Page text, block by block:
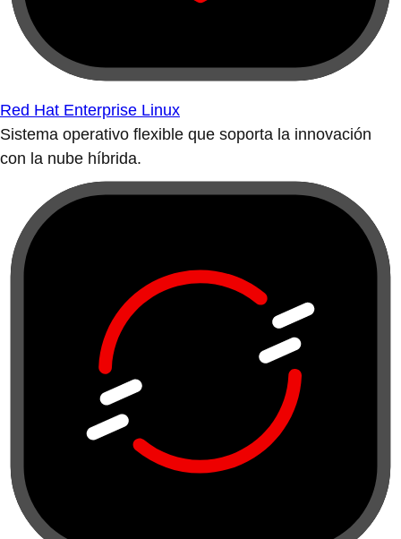
Red Hat Enterprise Linux
Sistema operativo flexible que soporta la innovación
con la nube híbrida.